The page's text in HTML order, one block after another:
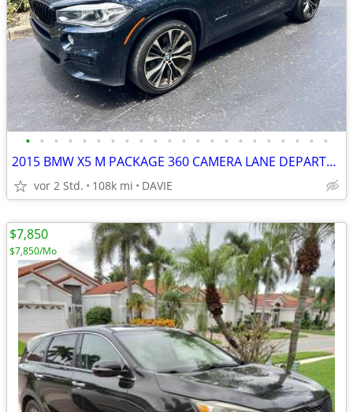
• • • • • • • • • • • • • • • • • • • • • •
2015 BMW X5 M PACKAGE 360 CAMERA LANE DEPARTURE HEADS UP DISPLAY !!!
vor 2 Std. 108k mi DAVIE
$7,850
$7,850/Mo